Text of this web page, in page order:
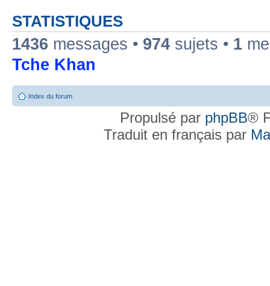
STATISTIQUES
1436 messages • 974 sujets • 1
Tche Khan
Index du forum
Propulsé par phpBB®
Traduit en français par